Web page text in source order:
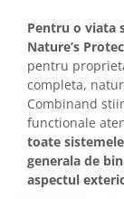
Pentru o viata
Nature’s
pentru
completa,
Combinand
functionale
toate
generala de
aspectul